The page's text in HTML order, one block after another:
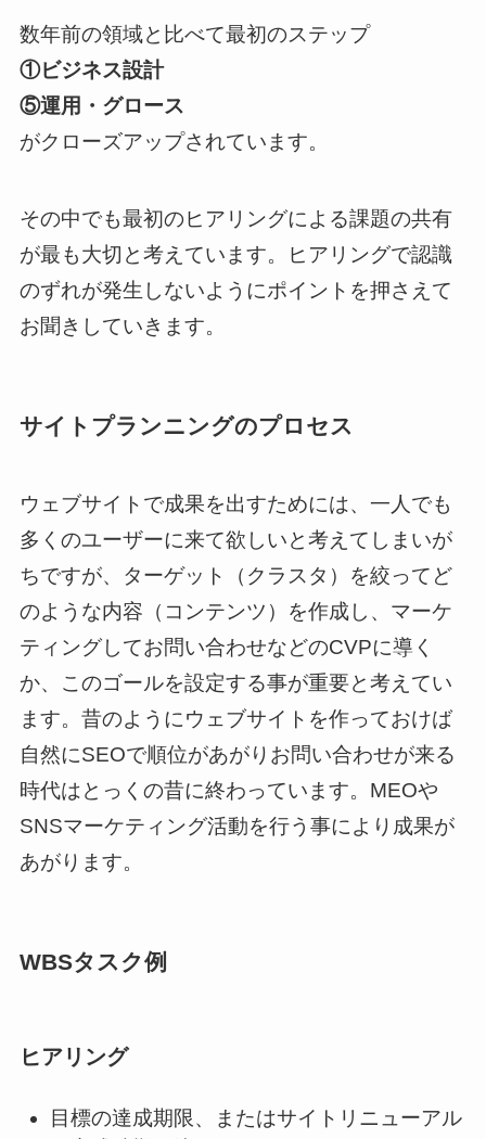
数年前の領域と比べて最初のステップ
①ビジネス設計
⑤運用・グロース
がクローズアップされています。
その中でも最初のヒアリングによる課題の共有
が最も大切と考えています。ヒアリングで認識
のずれが発生しないようにポイントを押さえて
お聞きしていきます。
サイトプランニングのプロセス
ウェブサイトで成果を出すためには、一人でも
多くのユーザーに来て欲しいと考えてしまいが
ちですが、ターゲット（クラスタ）を絞ってど
のような内容（コンテンツ）を作成し、マーケ
ティングしてお問い合わせなどのCVPに導く
か、このゴールを設定する事が重要と考えてい
ます。昔のようにウェブサイトを作っておけば
自然にSEOで順位があがりお問い合わせが来る
時代はとっくの昔に終わっています。MEOや
SNSマーケティング活動を行う事により成果が
あがります。
WBSタスク例
ヒアリング
目標の達成期限、またはサイトリニューアル